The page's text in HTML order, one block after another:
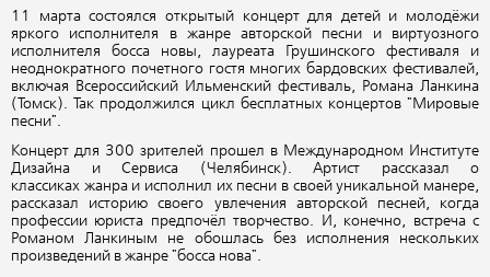
11 марта состоялся открытый концерт для детей и молодёжи
яркого исполнителя в жанре авторской песни и виртуозного
исполнителя босса новы, лауреата Грушинского фестиваля и
неоднократного почетного гостя многих бардовских фестивалей,
включая Всероссийский Ильменский фестиваль, Романа Ланкина
(Томск). Так продолжился цикл бесплатных концертов "Мировые
песни".
Концерт для 300 зрителей прошел в Международном Институте
Дизайна и Сервиса (Челябинск). Артист рассказал о
классиках жанра и исполнил их песни в своей уникальной манере,
рассказал историю своего увлечения авторской песней, когда
профессии юриста предпочёл творчество. И, конечно, встреча с
Романом Ланкиным не обошлась без исполнения нескольких
произведений в жанре "босса нова".